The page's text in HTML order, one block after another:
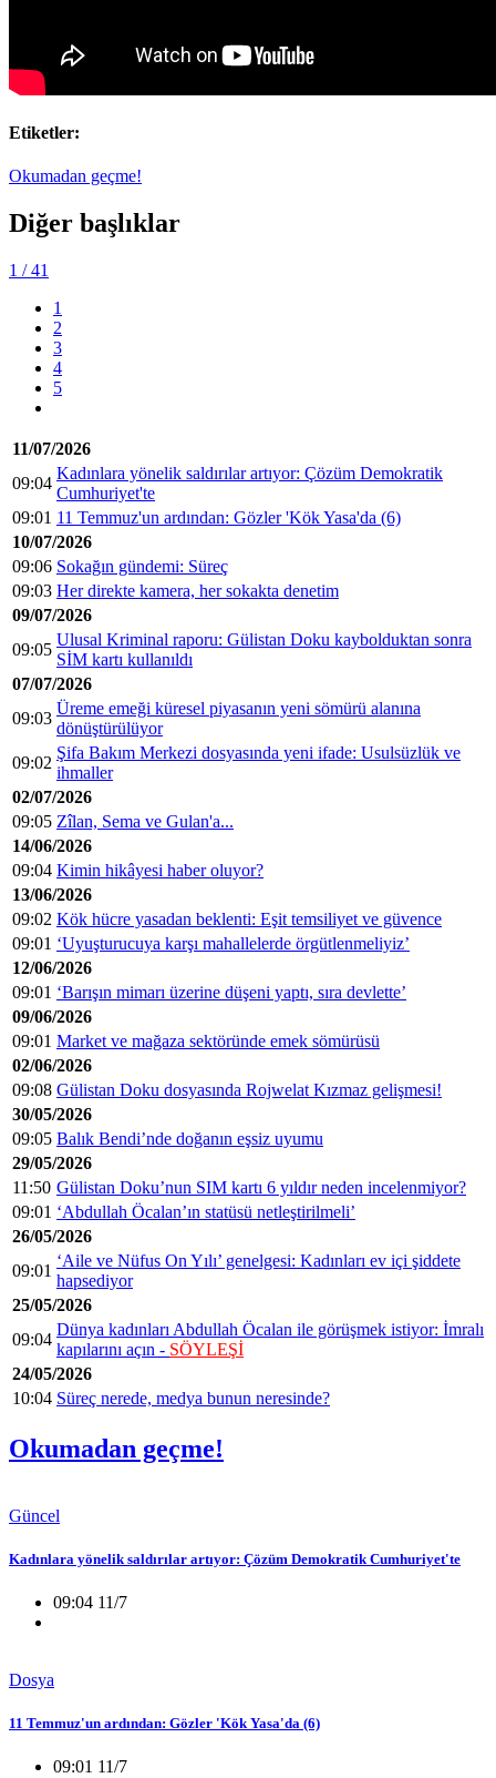
Etiketler:
Okumadan geçme!
Diğer başlıklar
1 / 41
1
2
3
4
5
11/07/2026
09:04
Kadınlara yönelik saldırılar artıyor: Çözüm Demokratik
Cumhuriyet'te
09:01 11 Temmuz'un ardından: Gözler 'Kök Yasa'da (6)
10/07/2026
09:06 Sokağın gündemi: Süreç
09:03 Her direkte kamera, her sokakta denetim
09/07/2026
09:05
Ulusal Kriminal raporu: Gülistan Doku kaybolduktan sonra
SİM kartı kullanıldı
07/07/2026
09:03
Üreme emeği küresel piyasanın yeni sömürü alanına
dönüştürülüyor
09:02
Şifa Bakım Merkezi dosyasında yeni ifade: Usulsüzlük ve
ihmaller
02/07/2026
09:05 Zîlan, Sema ve Gulan'a...
14/06/2026
09:04 Kimin hikâyesi haber oluyor?
13/06/2026
09:02 Kök hücre yasadan beklenti: Eşit temsiliyet ve güvence
09:01 ‘Uyuşturucuya karşı mahallelerde örgütlenmeliyiz’
12/06/2026
09:01 ‘Barışın mimarı üzerine düşeni yaptı, sıra devlette’
09/06/2026
09:01 Market ve mağaza sektöründe emek sömürüsü
02/06/2026
09:08 Gülistan Doku dosyasında Rojwelat Kızmaz gelişmesi!
30/05/2026
09:05 Balık Bendi’nde doğanın eşsiz uyumu
29/05/2026
11:50 Gülistan Doku’nun SIM kartı 6 yıldır neden incelenmiyor?
09:01 ‘Abdullah Öcalan’ın statüsü netleştirilmeli’
26/05/2026
09:01
‘Aile ve Nüfus On Yılı’ genelgesi: Kadınları ev içi şiddete
hapsediyor
25/05/2026
09:04
Dünya kadınları Abdullah Öcalan ile görüşmek istiyor: İmralı
kapılarını açın - SÖYLEŞİ
24/05/2026
10:04 Süreç nerede, medya bunun neresinde?
Okumadan geçme!
Güncel
Kadınlara yönelik saldırılar artıyor: Çözüm Demokratik Cumhuriyet'te
09:04 11/7
Dosya
11 Temmuz'un ardından: Gözler 'Kök Yasa'da (6)
09:01 11/7